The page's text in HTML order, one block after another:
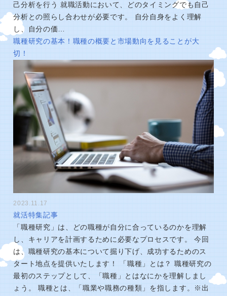
己分析を行う 就職活動において、どのタイミングでも自己
分析との照らし合わせが必要です。 自分自身をよく理解
し、自分の価…
職種研究の基本！職種の概要と市場動向を見ることが大
切！
2023.11.17
就活特集記事
「職種研究」は、どの職種が自分に合っているのかを理解
し、キャリアを計画するために必要なプロセスです。 今回
は、職種研究の基本について掘り下げ、成功するためのス
タート地点を提供いたします！ 「職種」とは？ 職種研究の
最初のステップとして、「職種」とはなにかを理解しまし
ょう。 職種とは、「職業や職務の種類」を指します。※出